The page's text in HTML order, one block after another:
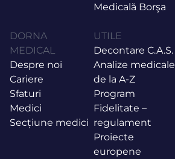
Medicală Borşa
DORNA
MEDICAL
Despre noi
Cariere
Sfaturi
Medici
Secțiune medici
UTILE
Decontare C.A.S.
Analize medicale
de la A-Z
Program
Fidelitate –
regulament
Proiecte
europene